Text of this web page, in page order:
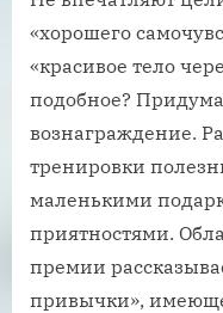
«хорошего
«красивое тело
подобное?
вознаграждение.
тренировки
маленькими
приятностями.
премии
привычки»,